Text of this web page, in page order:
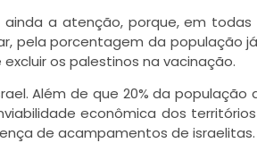
a atenção, porque, em
pela porcentagem da população
os palestinos na vacinação.
Além de que 20% da população
econômica dos
de acampamentos de israelitas.